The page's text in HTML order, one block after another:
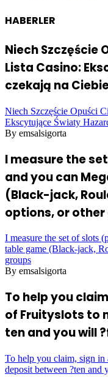
HABERLER
Niech Szczęście
Lista Casino:
czekają na
Niech Szczęście Opuści
Ekscytujące Światy
By emsalsigorta
I measure the
and you can
(Black-jack,
options, or other
I measure the set of slots
table game (Black-jack,
groups
By emsalsigorta
To help you
of Fruityslots to
ten and you will
To help you claim, sign in
deposit between ?ten